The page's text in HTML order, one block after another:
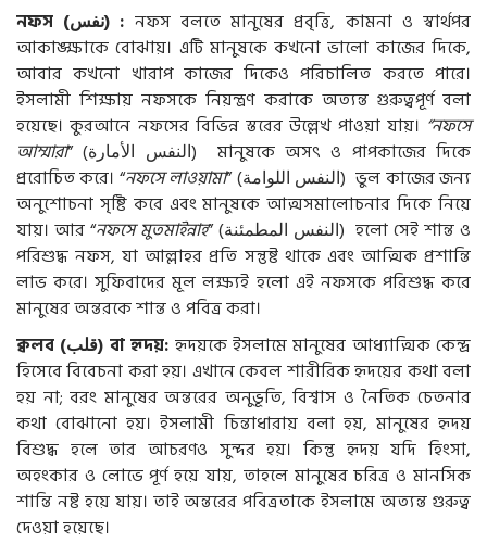
নফস (نفس) : নফস বলতে মানুষের প্রবৃত্তি, কামনা ও স্বার্থপর
আকাঙ্ক্ষাকে বোঝায়। এটি মানুষকে কখনো ভালো কাজের দিকে,
আবার কখনো খারাপ কাজের দিকেও পরিচালিত করতে পারে।
ইসলামী শিক্ষায় নফসকে নিয়ন্ত্রণ করাকে অত্যন্ত গুরুত্বপূর্ণ বলা
হয়েছে। কুরআনে নফসের বিভিন্ন স্তরের উল্লেখ পাওয়া যায়। “নফসে
আম্মারা” ( النفس الأمارة
) মানুষকে অসৎ ও পাপকাজের দিকে
প্ররোচিত করে। “নফসে লাওয়ামা” ( النفس اللوامة
) ভুল কাজের জন্য
অনুশোচনা সৃষ্টি করে এবং মানুষকে আত্মসমালোচনার দিকে নিয়ে
যায়। আর “নফসে মুতমাইন্নাহ” ( النفس المطمئنة
) হলো সেই শান্ত ও
পরিশুদ্ধ নফস, যা আল্লাহর প্রতি সন্তুষ্ট থাকে এবং আত্মিক প্রশান্তি
লাভ করে। সুফিবাদের মূল লক্ষ্যই হলো এই নফসকে পরিশুদ্ধ করে
মানুষের অন্তরকে শান্ত ও পবিত্র করা।
ক্বলব (قلب) বা হৃদয়: হৃদয়কে ইসলামে মানুষের আধ্যাত্মিক কেন্দ্র
হিসেবে বিবেচনা করা হয়। এখানে কেবল শারীরিক হৃদয়ের কথা বলা
হয় না; বরং মানুষের অন্তরের অনুভূতি, বিশ্বাস ও নৈতিক চেতনার
কথা বোঝানো হয়। ইসলামী চিন্তাধারায় বলা হয়, মানুষের হৃদয়
বিশুদ্ধ হলে তার আচরণও সুন্দর হয়। কিন্তু হৃদয় যদি হিংসা,
অহংকার ও লোভে পূর্ণ হয়ে যায়, তাহলে মানুষের চরিত্র ও মানসিক
শান্তি নষ্ট হয়ে যায়। তাই অন্তরের পবিত্রতাকে ইসলামে অত্যন্ত গুরুত্ব
দেওয়া হয়েছে।